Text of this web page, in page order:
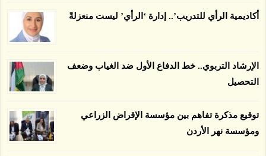
بينما فقدت المناطق غير المعتمدة 34 في المئة، وفقاً
أكاديمية الرأي للتدريب’.. إدارة ‘الرأي’ ليست منعزلةً
الإرشاد التربوي.. خط الدفاع الأول ضد الغياب وضعف
التحصيل
توقيع مذكرة تفاهم بين مؤسسة الإقراض الزراعي
ومؤسسة نهر الأردن